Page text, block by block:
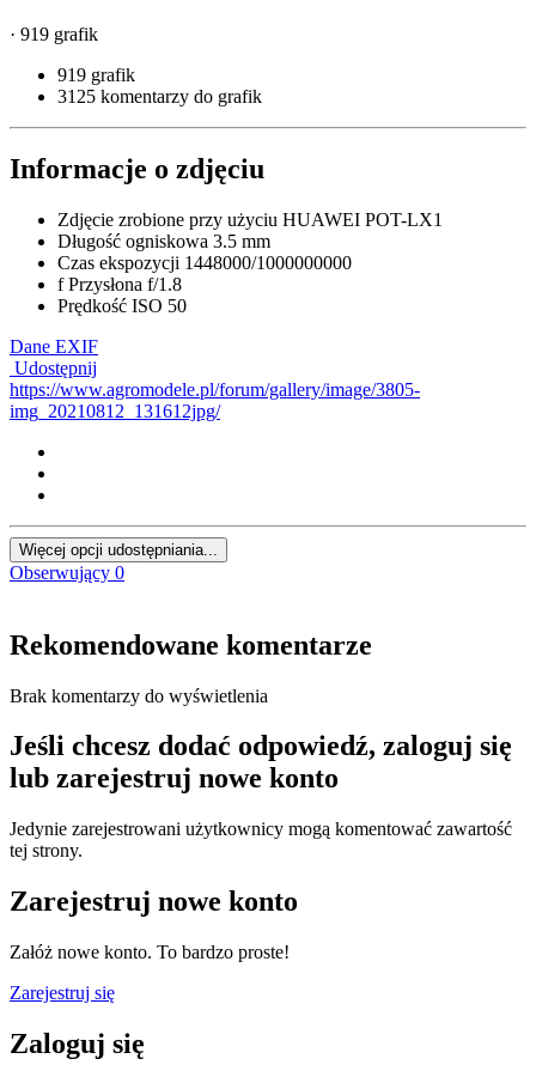
· 919 grafik
919 grafik
3125 komentarzy do grafik
Informacje o zdjęciu
Zdjęcie zrobione przy użyciu HUAWEI POT-LX1
Długość ogniskowa 3.5 mm
Czas ekspozycji 1448000/1000000000
f Przysłona f/1.8
Prędkość ISO 50
Dane EXIF
Udostępnij
https://www.agromodele.pl/forum/gallery/image/3805-
img_20210812_131612jpg/
Więcej opcji udostępniania...
Obserwujący 0
Rekomendowane komentarze
Brak komentarzy do wyświetlenia
Jeśli chcesz dodać odpowiedź, zaloguj się
lub zarejestruj nowe konto
Jedynie zarejestrowani użytkownicy mogą komentować zawartość
tej strony.
Zarejestruj nowe konto
Załóż nowe konto. To bardzo proste!
Zarejestruj się
Zaloguj się